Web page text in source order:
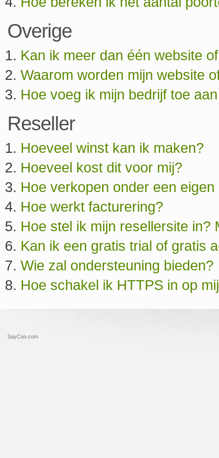
Overige
Kan ik meer dan één website
Waarom worden mijn website
Hoe voeg ik mijn bedrijf toe
Reseller
Hoeveel winst kan ik maken?
Hoeveel kost dit voor mij?
Hoe verkopen onder een eigen
Hoe werkt facturering?
Hoe stel ik mijn resellersite in?
Kan ik een gratis trial of gratis
Wie zal ondersteuning bieden?
Hoe schakel ik HTTPS in op
SayCoo.com